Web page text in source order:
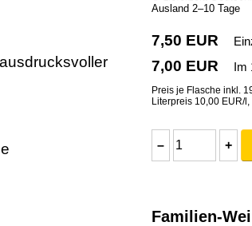
Ausland 2–10 Tage
7,50 EUR
7,00 EUR Im
Preis je Flasche inkl.
Literpreis 10,00 EUR/
Familien-